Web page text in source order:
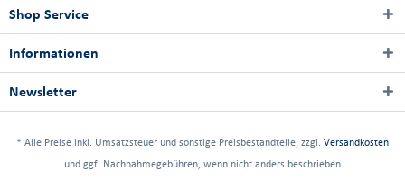
Shop Service
Informationen
Newsletter
* Alle Preise inkl. Umsatzsteuer und sonstige Preisbestandteile; zzgl. Versandkosten
und ggf. Nachnahmegebühren, wenn nicht anders beschrieben